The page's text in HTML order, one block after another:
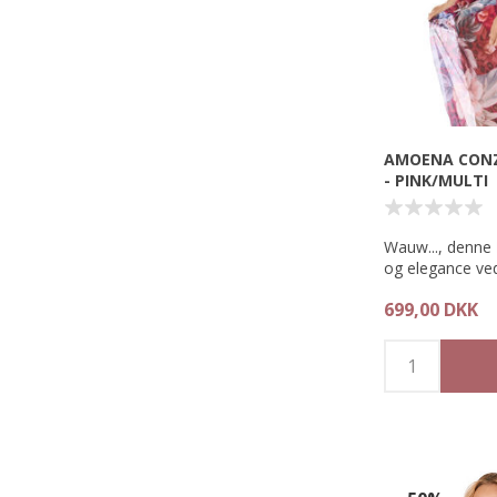
Match med
AMOENA
- PINK/MULTI
Wauw...,
og elegance
smukkeste
og leo detaljer.
om taljen, så
699,00 DKK